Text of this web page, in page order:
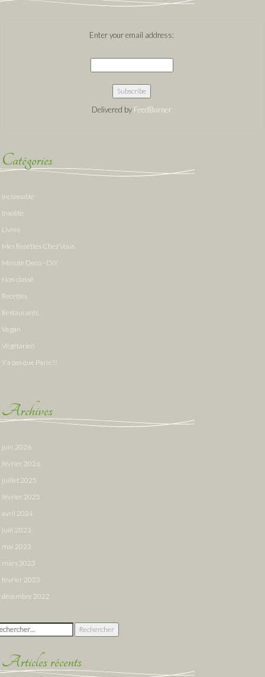
Enter your email address:
Delivered by FeedBurner
Catégories
Inclassable
Insolite
Livres
Mes Recettes Chez Vous
Minute Deco - DIY
Non classé
Recettes
Restaurants
Vegan
Végétarien
Y a pas que Paris !!!
Archives
juin 2026
février 2026
juillet 2025
février 2025
avril 2024
juin 2023
mai 2023
mars 2023
février 2023
décembre 2022
:
Articles récents